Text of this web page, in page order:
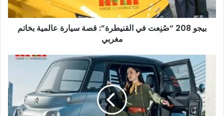
عالمية
بخاتم
مغربي
بيجو 208 “صُنِعت في القنيطرة”: قصة سيارة عالمية بخاتم
مغربي
إنتاج
سيارة
ستروين
في
المغرب: